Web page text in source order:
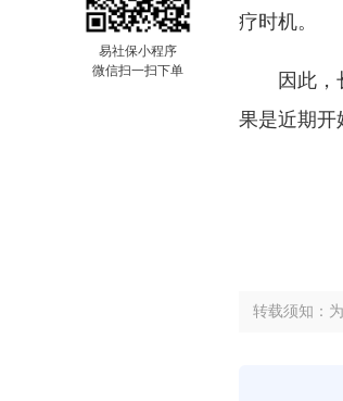
易社保小程序
微信扫一扫下单
疗时机。
因此
果是近期开
转载须知：